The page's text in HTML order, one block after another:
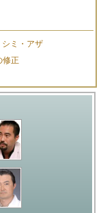
シミ・アザ
修正